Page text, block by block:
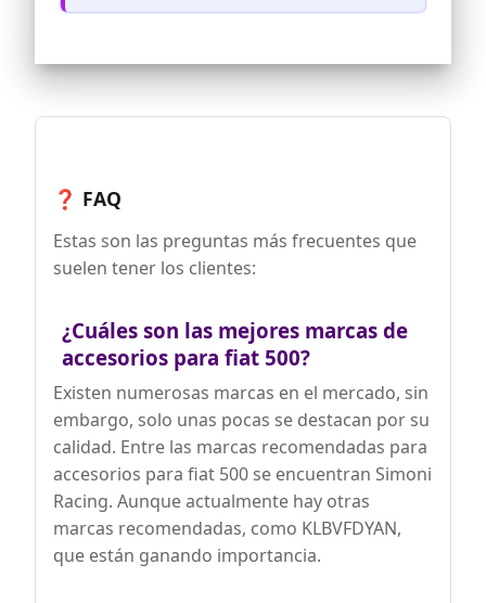
❓ FAQ
Estas son las preguntas más frecuentes que
suelen tener los clientes:
¿Cuáles son las mejores marcas de
accesorios para fiat 500?
Existen numerosas marcas en el mercado, sin
embargo, solo unas pocas se destacan por su
calidad. Entre las marcas recomendadas para
accesorios para fiat 500 se encuentran Simoni
Racing. Aunque actualmente hay otras
marcas recomendadas, como KLBVFDYAN,
que están ganando importancia.